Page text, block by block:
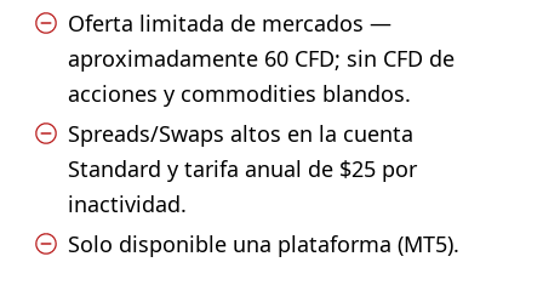
Oferta limitada de mercados —
aproximadamente 60 CFD; sin CFD de
acciones y commodities blandos.
Spreads/Swaps altos en la cuenta
Standard y tarifa anual de $25 por
inactividad.
Solo disponible una plataforma (MT5).